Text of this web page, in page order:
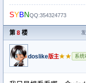
SYBNQQ:354324773
第 8 楼
doslike版主★★ 系统